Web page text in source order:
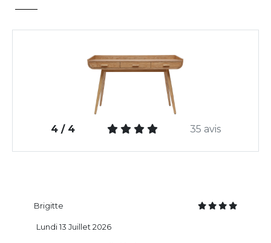
4 / 4 35 avis
Brigitte
Lundi 13 Juillet 2026